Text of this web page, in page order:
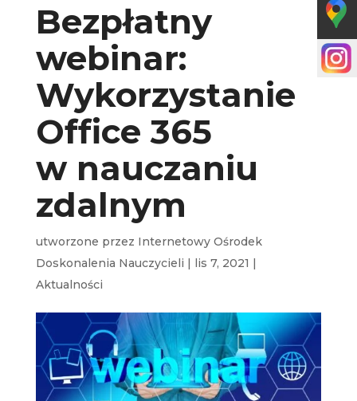
Bezpłatny
webinar:
Wykorzystanie
Office 365
w nauczaniu
zdalnym
utworzone przez Internetowy Ośrodek
Doskonalenia Nauczycieli | lis 7, 2021 |
Aktualności